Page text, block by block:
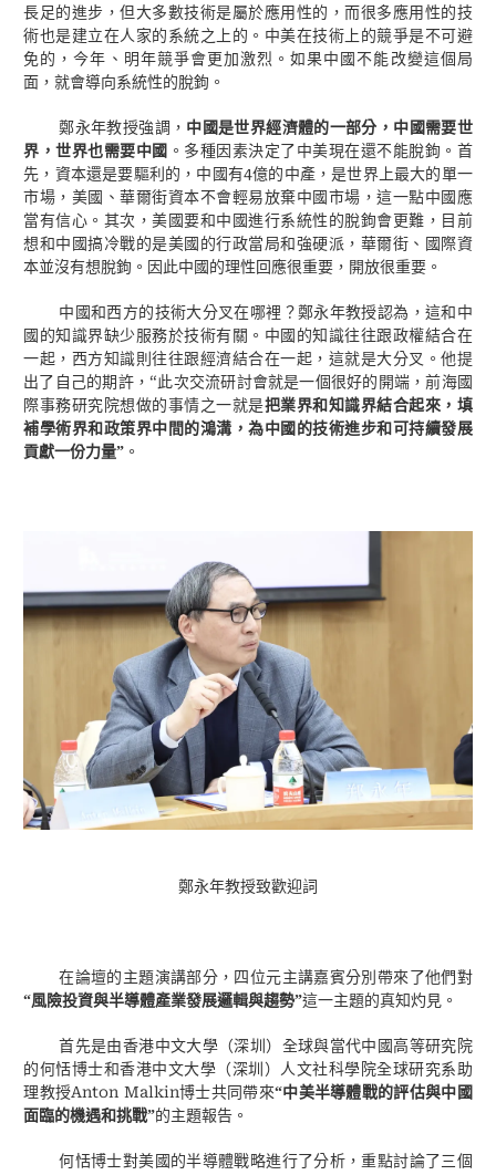
長足的進步，但大多數技術是屬於應用性的，而很多應用性的技
術也是建立在人家的系統之上的。中美在技術上的競爭是不可避
免的，今年、明年競爭會更加激烈。如果中國不能改變這個局
面，就會導向系統性的脫鉤。
鄭永年教授強調， 中國是世界經濟體的一部分，中國需要世
界，世界也需要中國 。多種因素決定了中美現在還不能脫鉤。首
先，資本還是要驅利的，中國有4億的中產，是世界上最大的單一
市場，美國、華爾街資本不會輕易放棄中國市場，這一點中國應
當有信心。其次，美國要和中國進行系統性的脫鉤會更難，目前
想和中國搞冷戰的是美國的行政當局和強硬派，華爾街、國際資
本並沒有想脫鉤。因此中國的理性回應很重要，開放很重要。
中國和西方的技術大分叉在哪裡？鄭永年教授認為，這和中
國的知識界缺少服務於技術有關。中國的知識往往跟政權結合在
一起，西方知識則往往跟經濟結合在一起，這就是大分叉。他提
出了自己的期許，“此次交流研討會就是一個很好的開端，前海國
際事務研究院想做的事情之一就是把業界和知識界結合起來，填
補學術界和政策界中間的鴻溝，為中國的技術進步和可持續發展
貢獻一份力量” 。
鄭永年教授致歡迎詞
在論壇的主題演講部分，四位元主講嘉賓分別帶來了他們對
“風險投資與半導體產業發展邏輯與趨勢”這一主題的真知灼見。
首先是由香港中文大學（深圳）全球與當代中國高等研究院
的何恬博士和香港中文大學（深圳）人文社科學院全球研究系助
理教授Anton Malkin博士共同帶來“中美半導體戰的評估與中國
面臨的機遇和挑戰”的主題報告。
何恬博士對美國的半導體戰略進行了分析，重點討論了三個